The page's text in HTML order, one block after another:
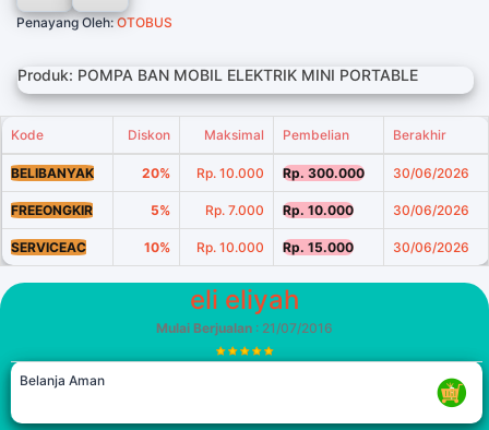
Penayang Oleh:OTOBUS
Produk: POMPA BAN MOBIL ELEKTRIK MINI PORTABLE
Kode Diskon Maksimal Pembelian Berakhir
BELIBANYAK 20% Rp. 10.000 Rp. 300.000 30/06/2026
FREEONGKIR 5% Rp. 7.000 Rp. 10.000 30/06/2026
SERVICEAC 10% Rp. 10.000 Rp. 15.000 30/06/2026
eli eliyah
Mulai Berjualan : 21/07/2016
Belanja Aman